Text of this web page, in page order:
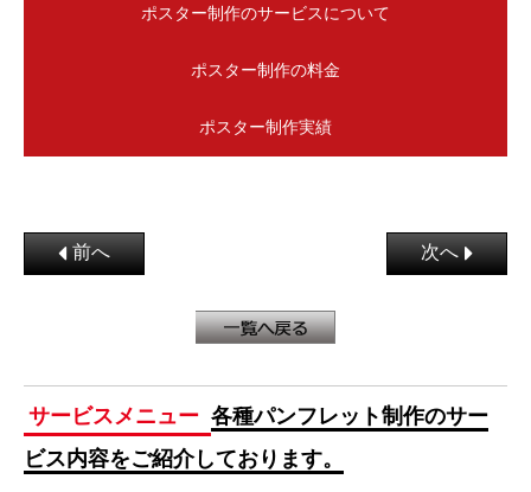
ポスター制作のサービスについて
ポスター制作の料金
ポスター制作実績
前へ 次へ
サービスメニュー 各種パンフレット制作のサー
ビス内容をご紹介しております。